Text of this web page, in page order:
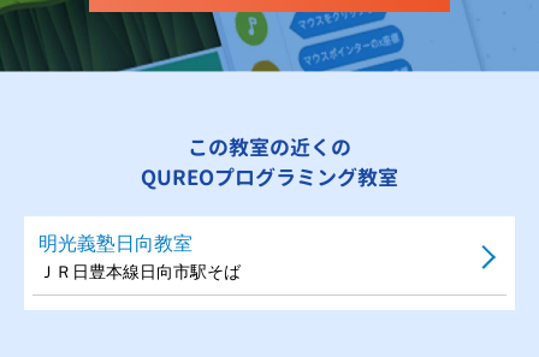
この教室の近くの
QUREOプログラミング教室
明光義塾日向教室
ＪＲ日豊本線日向市駅そば